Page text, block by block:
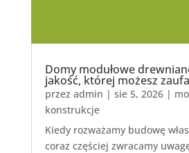
Domy modułowe
jakość, której możesz
przez admin | sie 5, 2026|
konstrukcje
Kiedy rozważamy budowę
coraz częściej zwracamy